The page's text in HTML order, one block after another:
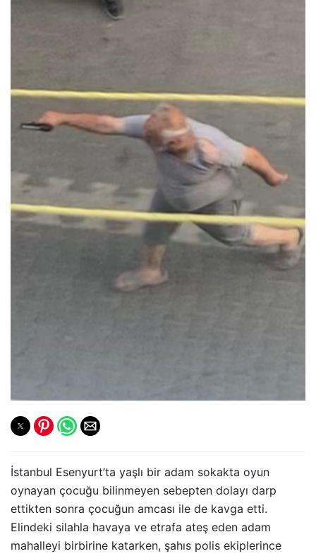
İstanbul Esenyurt’ta yaşlı bir adam sokakta oyun
oynayan çocuğu bilinmeyen sebepten dolayı darp
ettikten sonra çocuğun amcası ile de kavga etti.
Elindeki silahla havaya ve etrafa ateş eden adam
mahalleyi birbirine katarken, şahıs polis ekiplerince